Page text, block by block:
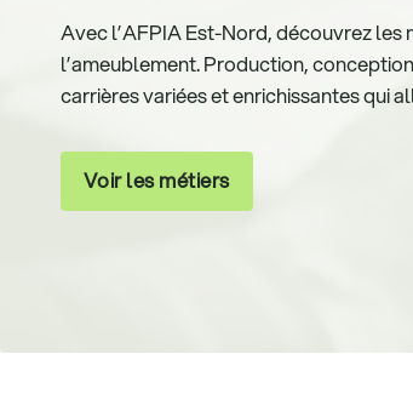
Avec l’AFPIA Est-Nord, découvrez les
l’ameublement. Production,
carrières variées et enrichissantes qui
Voir les métiers